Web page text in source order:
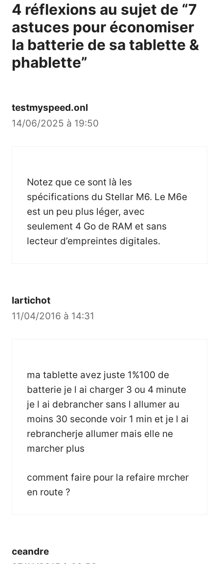
4 réflexions au sujet de “7
astuces pour économiser
la batterie de sa tablette &
phablette”
testmyspeed.onl
14/06/2025 à 19:50
Notez que ce sont là les
spécifications du Stellar M6. Le M6e
est un peu plus léger, avec
seulement 4 Go de RAM et sans
lecteur d’empreintes digitales.
lartichot
11/04/2016 à 14:31
ma tablette avez juste 1%100 de
batterie je l ai charger 3 ou 4 minute
je l ai debrancher sans l allumer au
moins 30 seconde voir 1 min et je l ai
rebrancherje allumer mais elle ne
marcher plus
comment faire pour la refaire mrcher
en route ?
ceandre